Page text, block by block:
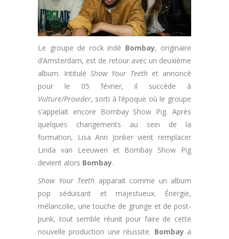
Le groupe de rock indé Bombay, originaire
d’Amsterdam, est de retour avec un deuxième
album. Intitulé Show Your Teeth et annoncé
pour le 05 février, il succède à
Vulture/Provider, sorti à l’époque où le groupe
s’appelait encore Bombay Show Pig. Après
quelques changements au sein de la
formation, Lisa Ann Jonker vient remplacer
Linda van Leeuwen et Bombay Show Pig
devient alors Bombay.
Show Your Teeth apparait comme un album
pop séduisant et majestueux. Énergie,
mélancolie, une touche de grunge et de post-
punk, tout semble réunit pour faire de cette
nouvelle production une réussite. Bombaya